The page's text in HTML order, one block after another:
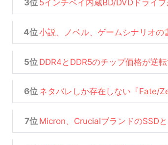
5インチベイ内蔵BD/DVDドライ
小説、ノベル、ゲームシナリオの
DDR4とDDR5のチップ価格が逆
ネタバレしか存在しない『Fate/
Micron、CrucialブランドのSSD